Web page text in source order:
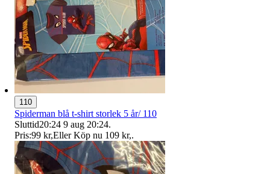
110
Spiderman blå t-shirt storlek 5 år/ 110
Sluttid20:24 9 aug 20:24.
Pris:99 kr,Eller Köp nu 109 kr,.